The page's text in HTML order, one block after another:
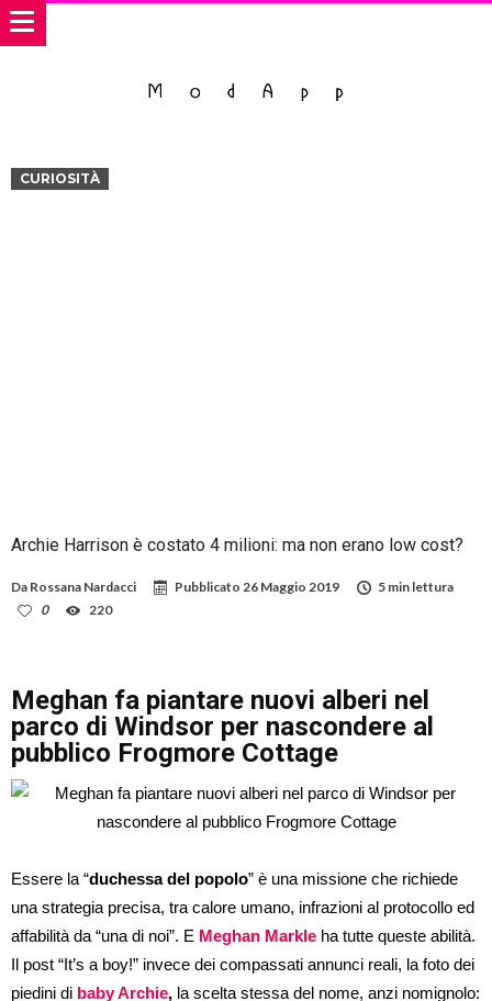
CURIOSITÀ
Archie Harrison è costato 4 milioni: ma non erano low cost?
Da Rossana Nardacci Pubblicato 26 Maggio 2019
5 min lettura
0
220
Meghan fa piantare nuovi alberi nel
parco di Windsor per nascondere al
pubblico Frogmore Cottage
Essere la “duchessa del popolo” è una missione che richiede
una strategia precisa, tra calore umano, infrazioni al protocollo ed
affabilità da “una di noi”. E Meghan Markle ha tutte queste abilità.
Il post “It’s a boy!” invece dei compassati annunci reali, la foto dei
piedini di baby Archie, la scelta stessa del nome, anzi nomignolo: